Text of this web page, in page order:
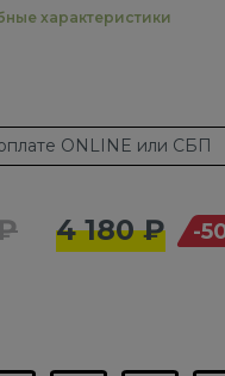
характеристики
ONLINE или СБП
4 180 ₽ -